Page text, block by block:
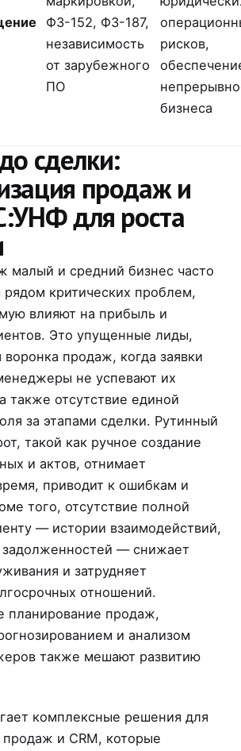
ФЗ-152, ФЗ-187,
независимость
от зарубежного
ПО
рисков,
бизнеса
сделки:
продаж и
для роста
малый и средний бизнес часто
рядом критических проблем,
влияют на прибыль и
Это упущенные лиды,
продаж, когда заявки
не успевают их
также отсутствие единой
за этапами сделки. Рутинный
такой как ручное создание
и актов, отнимает
приводит к ошибкам и
того, отсутствие полной
— истории взаимодействий,
задолженностей — снижает
и затрудняет
отношений.
планирование продаж,
и анализом
также мешают развитию
комплексные решения для
продаж и CRM, которые